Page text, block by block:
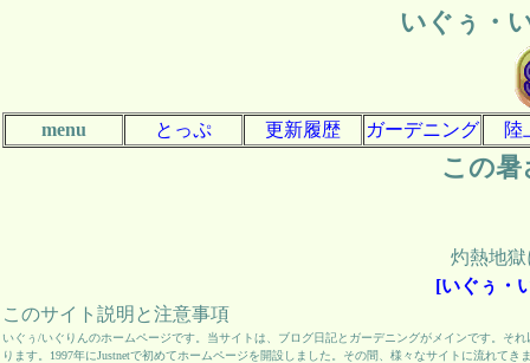
いぐぅ・
menu とっぷ 更新履歴 ガーデニング 陸
この
灼熱地
[いぐぅ・
このサイト説明と注意事項
いぐぅ/いぐりんのホームページです。当サイトは、ブログ日記とガーデニングがメインです。そ
ります。1997年にJustnetで初めてホームページを開設しました。その間、様々なサイトに流れて